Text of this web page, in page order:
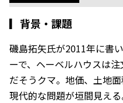
▎ 背景・課題
磯島拓矢氏が2011年に書
ーで、ヘーベルハウスは
だそうクマ。地価、土地
現代的な問題が垣間見え